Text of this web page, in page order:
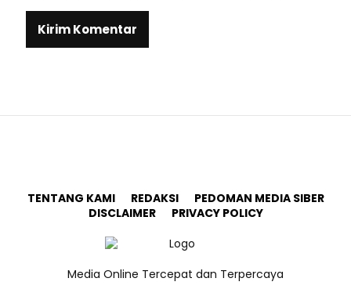
TENTANG KAMI REDAKSI
PEDOMAN MEDIA SIBER
DISCLAIMER
PRIVACY POLICY
Media Online Tercepat dan Terpercaya